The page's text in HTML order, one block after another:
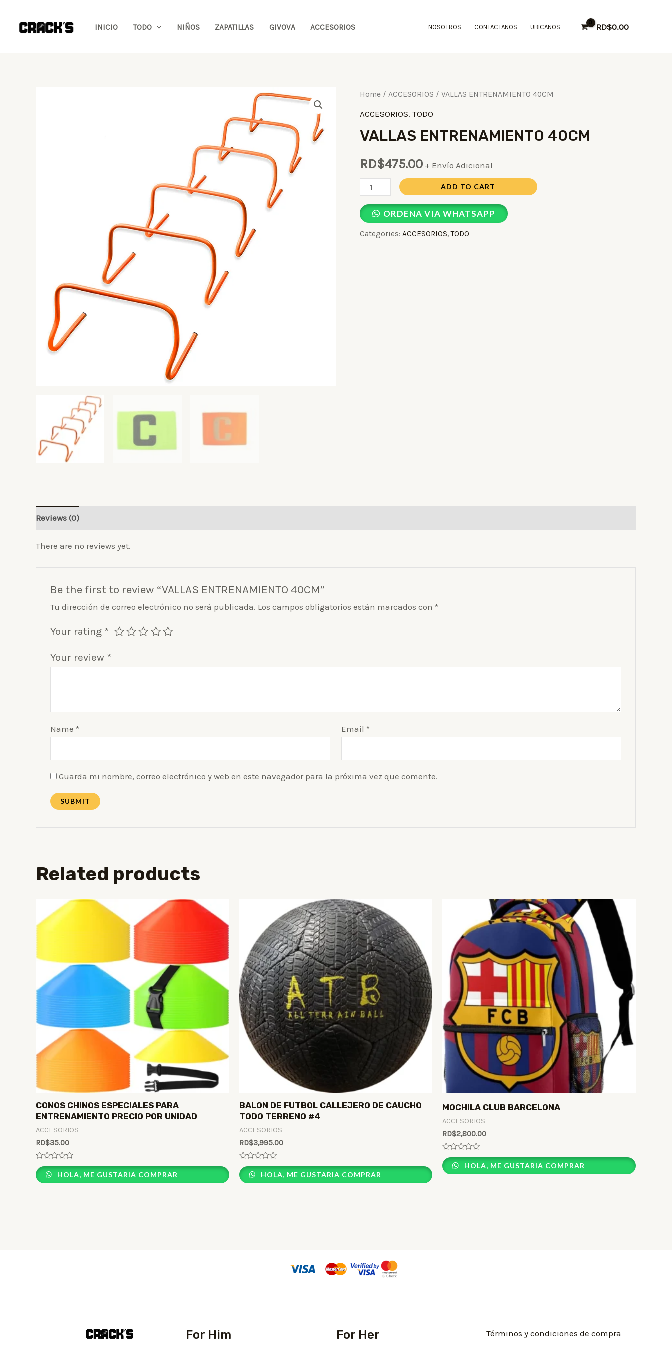
INICIO TODO NIÑOS ZAPATILLAS GIVOVA ACCESORIOS NOSOTROS CONTACTANOS UBICANOS RD$0.00
Home / ACCESORIOS / VALLAS ENTRENAMIENTO 40CM
ACCESORIOS, TODO
VALLAS ENTRENAMIENTO 40CM
RD$475.00 + Envío Adicional
VALLAS
ENTRENAMIENTO
quantity
ADD TO CART
ORDENA VIA WHATSAPP
Categories: ACCESORIOS,TODO
Reviews (0)
There are no reviews yet.
Be the first to review “VALLAS ENTRENAMIENTO 40CM”
Tu dirección de correo electrónico no será publicada. Los campos obligatorios están marcados con *
Your rating *
Your review *
Name * Email *
Guarda mi nombre, correo electrónico y web en este navegador para la próxima vez que comente.
Related products
CONOS CHINOS ESPECIALES PARA
ENTRENAMIENTO PRECIO POR UNIDAD
ACCESORIOS
RD$35.00
Rated
0
out
HOLA, ME GUSTARIA COMPRAR
BALON DE FUTBOL CALLEJERO DE CAUCHO
TODO TERRENO #4
ACCESORIOS
RD$3,995.00
Rated
0
out
HOLA, ME GUSTARIA COMPRAR
MOCHILA CLUB BARCELONA
ACCESORIOS
RD$2,800.00
Rated
0
out
HOLA, ME GUSTARIA COMPRAR
For Him For Her
Términos y condiciones de compra